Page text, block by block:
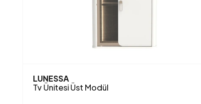
LUNESSA
Tv Ünitesi Üst Modül